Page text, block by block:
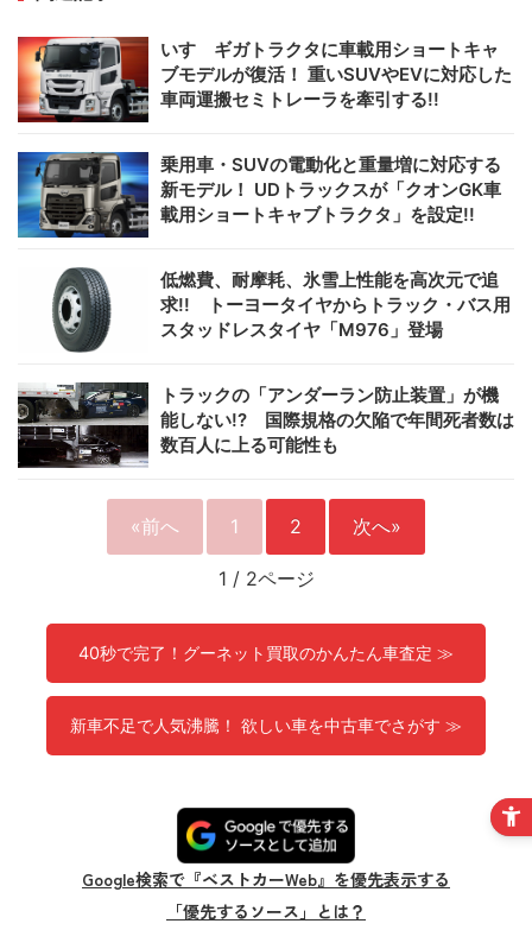
いすゞギガトラクタに車載用ショートキャ
ブモデルが復活！ 重いSUVやEVに対応した
車両運搬セミトレーラを牽引する!!
乗用車・SUVの電動化と重量増に対応する
新モデル！ UDトラックスが「クオンGK車
載用ショートキャブトラクタ」を設定!!
低燃費、耐摩耗、氷雪上性能を高次元で追
求!! トーヨータイヤからトラック・バス用
スタッドレスタイヤ「M976」登場
トラックの「アンダーラン防止装置」が機
能しない!? 国際規格の欠陥で年間死者数は
数百人に上る可能性も
«前へ 1 2 次へ»
1 / 2ページ
40秒で完了！グーネット買取のかんたん車査定 ≫
新車不足で人気沸騰！ 欲しい車を中古車でさがす ≫
Google検索で『ベストカーWeb』を優先表示する
「優先するソース」とは？